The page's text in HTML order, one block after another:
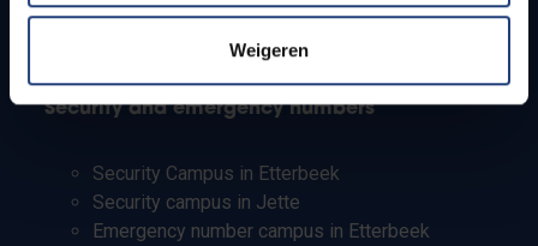
Weigeren
Working students
International students
Security and emergency numbers
Security Campus in Etterbeek
Security campus in Jette
Emergency number campus in Etterbeek